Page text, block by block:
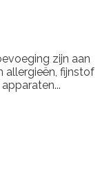
zijn aan
allergieën, fijnstof